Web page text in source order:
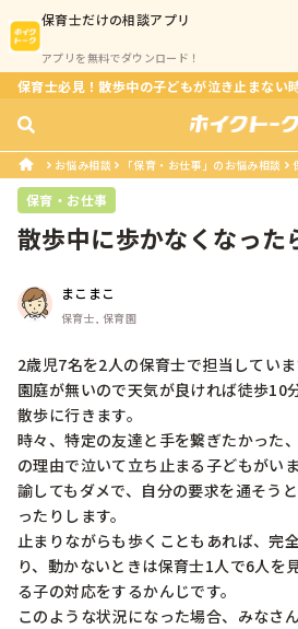
保育士だけの相談アプリ
アプリを無料でダウンロード！
保育士必見！散歩中の子どもが泣き止まない
お悩み相談 「保育・お仕事」のお悩み相談
保育・お仕事
散歩中に歩かなくなった
まこまこ
保育士, 保育園
2歳児7名を2人の保育士で担当していま
園庭が無いので天気が良ければ徒歩10
散歩に行きます。
時々、特定の友達と手を繋ぎたかった
の理由で泣いて立ち止まる子どもがいま
諭してもダメで、自分の要求を通そう
ったりします。
止まりながらも歩くこともあれば、完
り、動かないときは保育士1人で6人を
る子の対応をするかんじです。
このような状況になった場合、みなさ